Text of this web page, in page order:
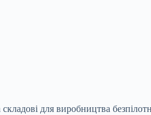
для виробництва